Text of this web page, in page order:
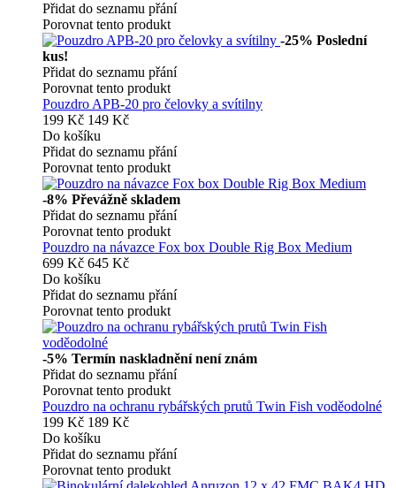
Přidat do seznamu přání
Porovnat tento produkt
-25% Poslední
kus!
Přidat do seznamu přání
Porovnat tento produkt
Pouzdro APB-20 pro čelovky a svítilny
199 Kč 149 Kč
Do košíku
Přidat do seznamu přání
Porovnat tento produkt
-8% Převážně skladem
Přidat do seznamu přání
Porovnat tento produkt
Pouzdro na návazce Fox box Double Rig Box Medium
699 Kč 645 Kč
Do košíku
Přidat do seznamu přání
Porovnat tento produkt
-5% Termín naskladnění není znám
Přidat do seznamu přání
Porovnat tento produkt
Pouzdro na ochranu rybářských prutů Twin Fish voděodolné
199 Kč 189 Kč
Do košíku
Přidat do seznamu přání
Porovnat tento produkt